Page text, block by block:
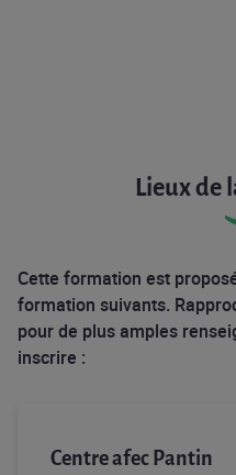
Lieux de
Cette formation est
formation suivants.
pour de plus amples
inscrire :
Centre afec Pantin